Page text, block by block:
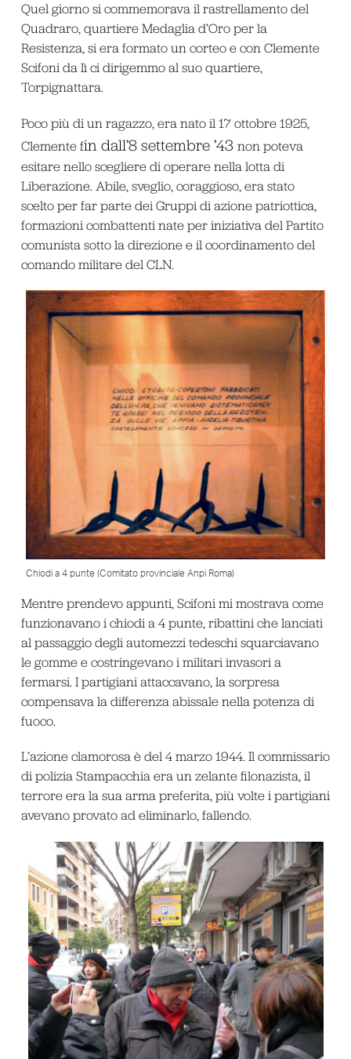
Quel giorno si commemorava il rastrellamento del
Quadraro, quartiere Medaglia d’Oro per la
Resistenza, si era formato un corteo e con Clemente
Scifoni da lì ci dirigemmo al suo quartiere,
Torpignattara.
Poco più di un ragazzo, era nato il 17 ottobre 1925,
Clemente fin dall’8 settembre ’43 non poteva
esitare nello scegliere di operare nella lotta di
Liberazione. Abile, sveglio, coraggioso, era stato
scelto per far parte dei Gruppi di azione patriottica,
formazioni combattenti nate per iniziativa del Partito
comunista sotto la direzione e il coordinamento del
comando militare del CLN.
Chiodi a 4 punte (Comitato provinciale Anpi Roma)
Mentre prendevo appunti, Scifoni mi mostrava come
funzionavano i chiodi a 4 punte, ribattini che lanciati
al passaggio degli automezzi tedeschi squarciavano
le gomme e costringevano i militari invasori a
fermarsi. I partigiani attaccavano, la sorpresa
compensava la differenza abissale nella potenza di
fuoco.
L’azione clamorosa è del 4 marzo 1944. Il commissario
di polizia Stampacchia era un zelante filonazista, il
terrore era la sua arma preferita, più volte i partigiani
avevano provato ad eliminarlo, fallendo.